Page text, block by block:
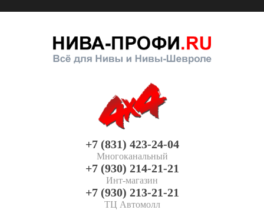
+7 (831) 423-24-04
Многоканальный
+7 (930) 214-21-21
Инт-магазин
+7 (930) 213-21-21
ТЦ Автомолл